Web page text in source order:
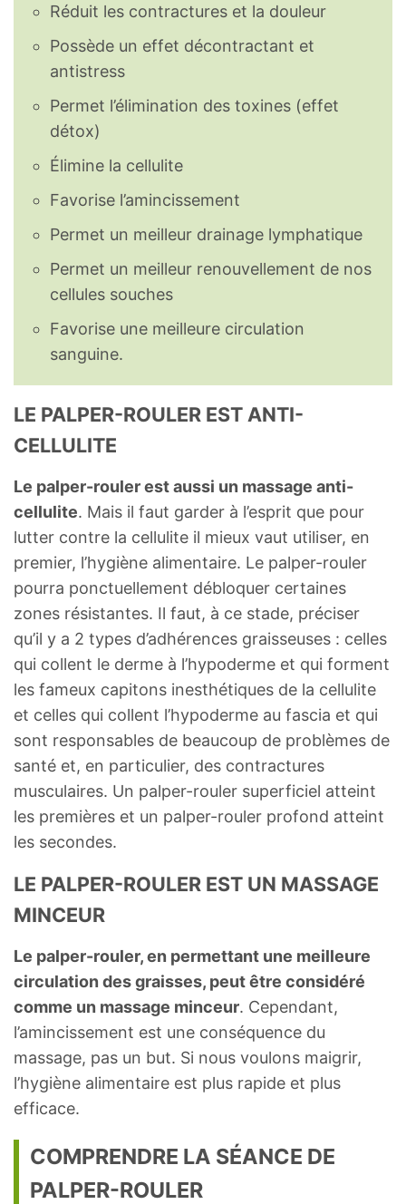
Réduit les contractures et la douleur
Possède un effet décontractant et
antistress
Permet l’élimination des toxines (effet
détox)
Élimine la cellulite
Favorise l’amincissement
Permet un meilleur drainage lymphatique
Permet un meilleur renouvellement de nos
cellules souches
Favorise une meilleure circulation
sanguine.
LE PALPER-ROULER EST ANTI-
CELLULITE
Le palper-rouler est aussi un massage anti-
cellulite. Mais il faut garder à l’esprit que pour
lutter contre la cellulite il mieux vaut utiliser, en
premier, l’hygiène alimentaire. Le palper-rouler
pourra ponctuellement débloquer certaines
zones résistantes. Il faut, à ce stade, préciser
qu’il y a 2 types d’adhérences graisseuses : celles
qui collent le derme à l’hypoderme et qui forment
les fameux capitons inesthétiques de la cellulite
et celles qui collent l’hypoderme au fascia et qui
sont responsables de beaucoup de problèmes de
santé et, en particulier, des contractures
musculaires. Un palper-rouler superficiel atteint
les premières et un palper-rouler profond atteint
les secondes.
LE PALPER-ROULER EST UN MASSAGE
MINCEUR
Le palper-rouler, en permettant une meilleure
circulation des graisses, peut être considéré
comme un massage minceur. Cependant,
l’amincissement est une conséquence du
massage, pas un but. Si nous voulons maigrir,
l’hygiène alimentaire est plus rapide et plus
efficace.
COMPRENDRE LA SÉANCE DE
PALPER-ROULER